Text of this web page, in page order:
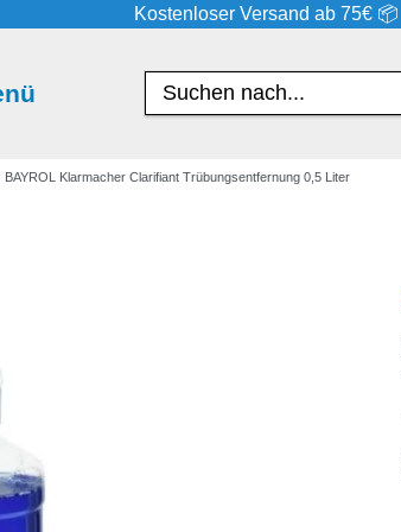
Kostenloser Versand ab 75€ 📦
BAYROL Klarmacher Clarifiant Trübungsentfernung 0,5 Liter